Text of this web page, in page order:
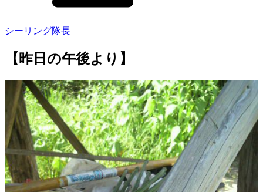
シーリング隊長
【昨日の午後より】